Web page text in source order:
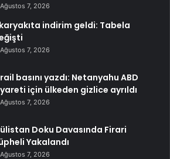
Ağustos 7, 2026
indirim geldi: Tabela
Ağustos 7, 2026
basını yazdı: Netanyahu ABD
için ülkeden gizlice ayrıldı
Ağustos 7, 2026
Doku Davasında Firari
Yakalandı
Ağustos 7, 2026